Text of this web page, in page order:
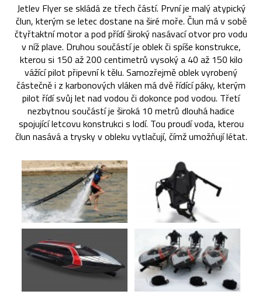
Jetlev Flyer se skládá ze třech částí. První je malý atypický
člun, kterým se letec dostane na širé moře. Člun má v sobě
čtyřtaktní motor a pod přídí široký nasávací otvor pro vodu
v níž plave. Druhou součástí je oblek či spíše konstrukce,
kterou si 150 až 200 centimetrů vysoký a 40 až 150 kilo
vážící pilot připevní k tělu. Samozřejmě oblek vyrobený
částečně i z karbonových vláken má dvě řídící páky, kterým
pilot řídí svůj let nad vodou či dokonce pod vodou. Třetí
nezbytnou součástí je široká 10 metrů dlouhá hadice
spojující letcovu konstrukci s lodí. Tou proudí voda, kterou
člun nasává a trysky v obleku vytlačují, čímž umožňují létat.